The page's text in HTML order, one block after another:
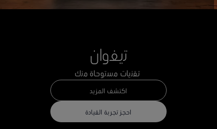
ﺗﯾﻐوان
ﺗﻘﻧﯾﺎت ﻣﺳﺗوﺣﺎة ﻣﻧك
اكتشف المزيد
احجز تجربة القيادة